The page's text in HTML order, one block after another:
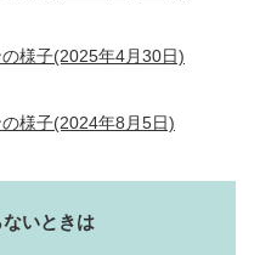
様子(2025年4月30日)
様子(2024年8月5日)
ないときは